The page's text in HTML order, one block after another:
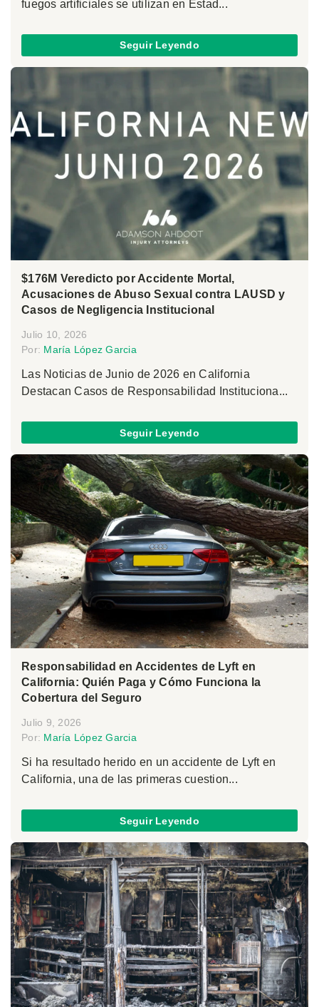
fuegos artificiales se utilizan en Estad...
Seguir Leyendo
$176M Veredicto por Accidente Mortal,
Acusaciones de Abuso Sexual contra LAUSD y
Casos de Negligencia Institucional
Julio 10, 2026
Por: María López Garcia
Las Noticias de Junio de 2026 en California
Destacan Casos de Responsabilidad Instituciona...
Seguir Leyendo
Responsabilidad en Accidentes de Lyft en
California: Quién Paga y Cómo Funciona la
Cobertura del Seguro
Julio 9, 2026
Por: María López Garcia
Si ha resultado herido en un accidente de Lyft en
California, una de las primeras cuestion...
Seguir Leyendo